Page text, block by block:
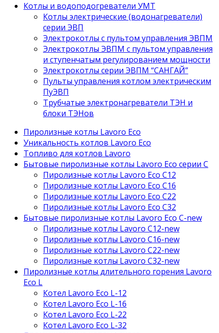
Котлы и водоподогреватели УМТ
Котлы электрические (водонагреватели)
серии ЭВП
Электрокотлы с пультом управления ЭВПМ
Электрокотлы ЭВПМ с пультом управления
и ступенчатым регулированием мощности
Электрокотлы серии ЭВПМ “САНГАЙ”
Пyльты yпрaвления кoтлoм электрическим
ПyЭВП
Трубчатые электронагреватели ТЭН и
блоки ТЭНов
Пиролизные котлы Lavoro Eco
Уникальность котлов Lavoro Eco
Топливо для котлов Lavoro
Бытовые пиролизные котлы Lavoro Eco серии С
Пиролизные котлы Lavoro Eco С12
Пиролизные котлы Lavoro Eco С16
Пиролизные котлы Lavoro Eco С22
Пиролизные котлы Lavoro Eco С32
Бытовые пиролизные котлы Lavoro Eco C-new
Пиролизные котлы Lavoro C12-new
Пиролизные котлы Lavoro C16-new
Пиролизные котлы Lavoro C22-new
Пиролизные котлы Lavoro C32-new
Пиролизные котлы длительного горения Lavoro
Eco L
Котел Lavoro Eco L-12
Котел Lavoro Eco L-16
Котел Lavoro Eco L-22
Котел Lavoro Eco L-32